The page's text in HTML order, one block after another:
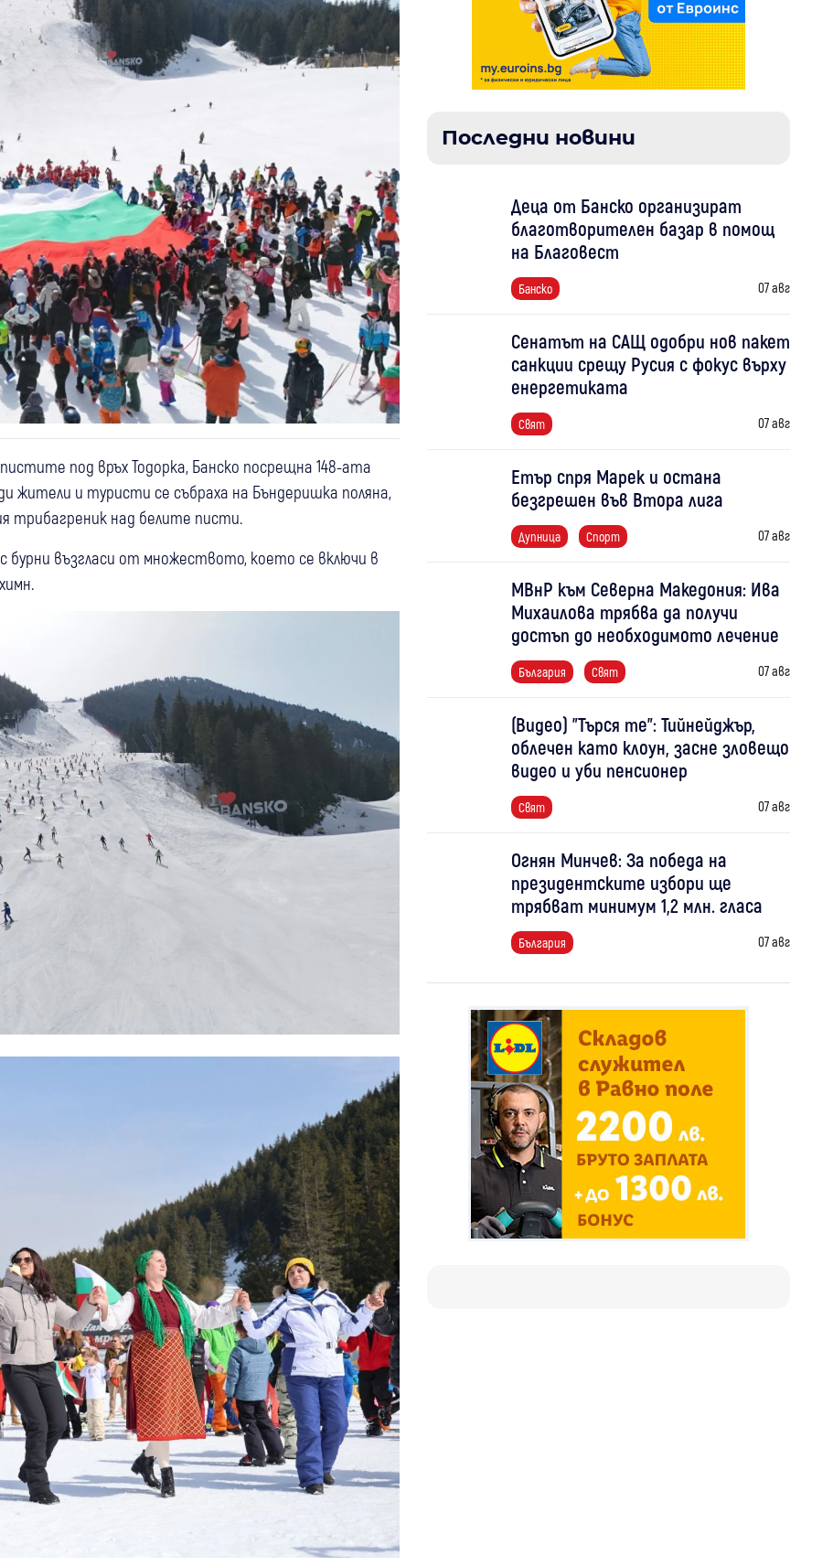
под връх Тодорка, Банско посрещна 148-ата
жители и туристи се събраха на Бъндеришка поляна,
трибагреник над белите писти.
възгласи от множеството, което се включи в
Последни новини
Деца от Банско организират
благотворителен базар в помощ
на Благовест
Банско 07 авг
Сенатът на САЩ одобри нов пакет
санкции срещу Русия с фокус върху
енергетиката
Свят 07 авг
Етър спря Марек и остана
безгрешен във Втора лига
Дупница Спорт 07 авг
МВнР към Северна Македония: Ива
Михаилова трябва да получи
достъп до необходимото лечение
България Свят 07 авг
(Видео) "Търся те": Тийнейджър,
облечен като клоун, засне зловещо
видео и уби пенсионер
Свят 07 авг
Огнян Минчев: За победа на
президентските избори ще
трябват минимум 1,2 млн. гласа
България 07 авг